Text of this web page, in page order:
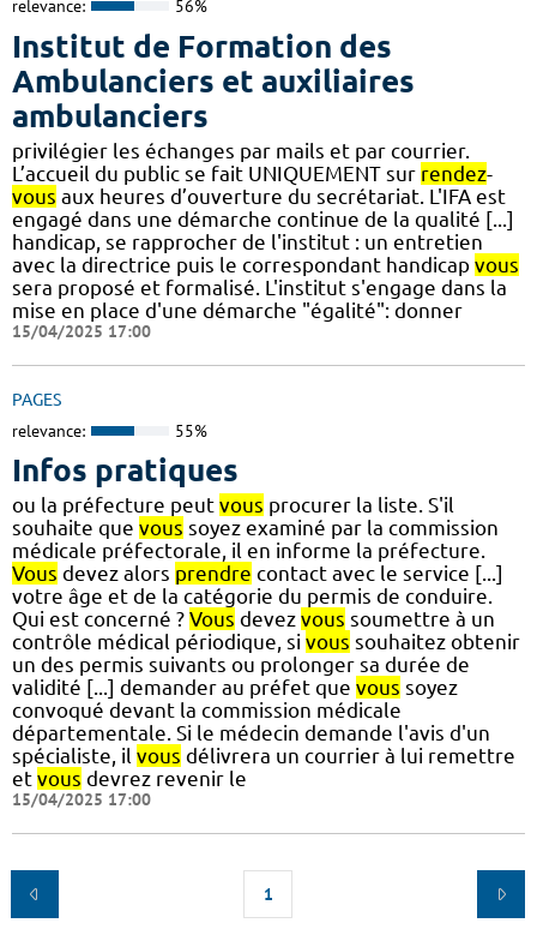
relevance: 56%
Institut de Formation des
Ambulanciers et auxiliaires
ambulanciers
privilégier les échanges par mails et par courrier.
L’accueil du public se fait UNIQUEMENT sur rendez-
vous aux heures d’ouverture du secrétariat. L'IFA est
engagé dans une démarche continue de la qualité [...]
handicap, se rapprocher de l'institut : un entretien
avec la directrice puis le correspondant handicap vous
sera proposé et formalisé. L'institut s'engage dans la
mise en place d'une démarche "égalité": donner
15/04/2025 17:00
PAGES
relevance: 55%
Infos pratiques
ou la préfecture peut vous procurer la liste. S'il
souhaite que vous soyez examiné par la commission
médicale préfectorale, il en informe la préfecture.
Vous devez alors prendre contact avec le service [...]
votre âge et de la catégorie du permis de conduire.
Qui est concerné ? Vous devez vous soumettre à un
contrôle médical périodique, si vous souhaitez obtenir
un des permis suivants ou prolonger sa durée de
validité [...] demander au préfet que vous soyez
convoqué devant la commission médicale
départementale. Si le médecin demande l'avis d'un
spécialiste, il vous délivrera un courrier à lui remettre
et vous devrez revenir le
15/04/2025 17:00
1